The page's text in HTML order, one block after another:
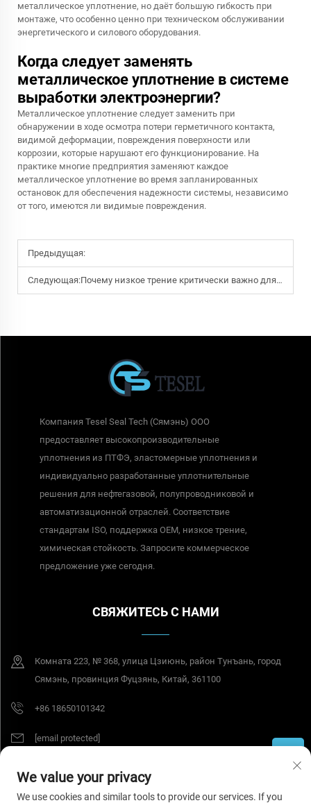
металлическое уплотнение, но даёт большую гибкость при
монтаже, что особенно ценно при техническом обслуживании
энергетического и силового оборудования.
Когда следует заменять
металлическое уплотнение в системе
выработки электроэнергии?
Металлическое уплотнение следует заменить при
обнаружении в ходе осмотра потери герметичного контакта,
видимой деформации, повреждения поверхности или
коррозии, которые нарушают его функционирование. На
практике многие предприятия заменяют каждое
металлическое уплотнение во время запланированных
остановок для обеспечения надежности системы, независимо
от того, имеются ли видимые повреждения.
Предыдущая:
Следующая:Почему низкое трение критически важно для эффективности уплотнений ПТФЭ с вращающимся уплотнительным краем в динамических системах
Компания Tesel Seal Tech (Сямэнь) ООО
предоставляет высокопроизводительные
уплотнения из ПТФЭ, эластомерные уплотнения и
индивидуально разработанные уплотнительные
решения для нефтегазовой, полупроводниковой и
автоматизационной отраслей. Соответствие
стандартам ISO, поддержка OEM, низкое трение,
химическая стойкость. Запросите коммерческое
предложение уже сегодня.
СВЯЖИТЕСЬ С НАМИ
Комната 223, № 368, улица Цзиюнь, район Тунъань, город
Сямэнь, провинция Фуцзянь, Китай, 361100
+86 18650101342
[email protected]
© 2026 Tesel Seal Tech (Сямэнь) Co., Ltd. Все права защищены.
конфиденциальности
We value your privacy
We use cookies and similar tools to provide our services. If you